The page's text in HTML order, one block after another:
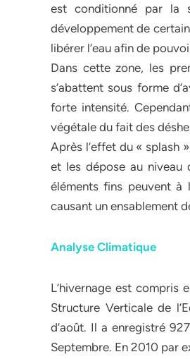
est conditionné par la
développement de
libérer l’eau afin de
Dans cette zone, les
s’abattent sous forme
forte intensité.
végétale du fait des
Après l’effet du « splash
et les dépose au niveau
éléments fins peuvent à
causant un ensablement
Analyse Climatique
L’hivernage est compris
Structure Verticale de
d’août. Il a enregistré
Septembre. En 2010 par